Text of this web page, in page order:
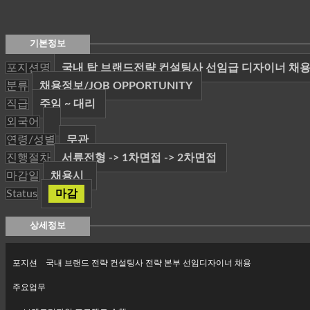
기본정보
포지션명
국내 탑 브랜드전략 컨설팅사 선임급 디자이너 채
분류
채용정보/JOB OPPORTUNITY
직급
주임 ~ 대리
외국어
연령/성별
무관
진행절차
서류전형 -> 1차면접 -> 2차면접
마감일
채용시
Status
마감
상세정보
포지션 국내 브랜드 전략 컨설팅사 전략 본부 선임디자이너 채용
주요업무